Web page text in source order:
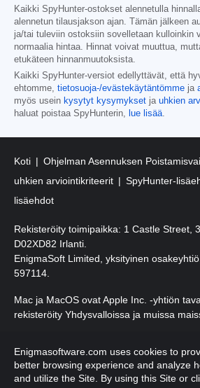
Kaikki SpyHunter-ostokset alennetulla
alennetun tilausjakson ajan. Tämän jälkeen
ja/tai tuleviin ostoksiin sovelletaan kulloinkin
normaalia hintaa. Hinnat voivat muuttua,
etukäteen hinnanmuutoksista.
Kaikki SpyHunter-versiot edellyttävät, että
ehtomme, tietosuoja-/evästekäytäntömme ja
myös usein kysytyt kysymykset ja uhkien
haluat poistaa SpyHunterin, lue lisää.
Koti Ohjelman Asennuksen
uhkien arviointikriteerit
SpyHunter-
lisäehdot
Rekisteröity toimipaikka: 1 Castle Street,
D02XD82 Irlanti.
EnigmaSoft Limited, yksityinen
597114.
Mac ja MacOS ovat Apple Inc. -yhtiön
rekisteröity Yhdysvalloissa ja muissa
pidätetään.
Enigmasoftware.com uses cookies to
better browsing experience and analyze
and utilize the Site. By using this Site or